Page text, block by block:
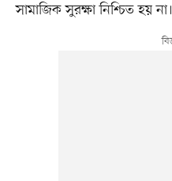
সামাজিক সুরক্ষা নিশ্চিত হয় না।